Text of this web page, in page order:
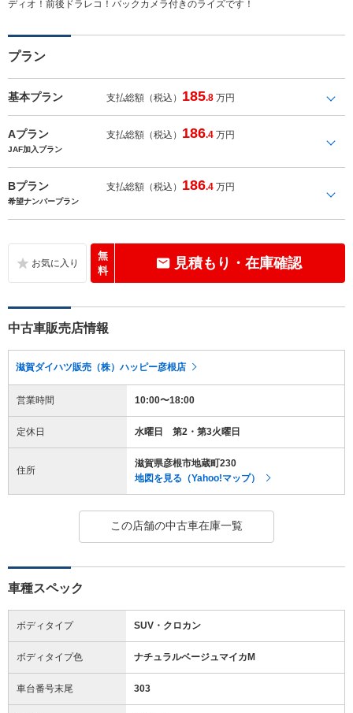
ディオ！前後ドラレコ！バックカメラ付きのライズです！
プラン
基本プラン 支払総額（税込） 185.8 万円
Aプラン 支払総額（税込） 186.4 万円
JAF加入プラン
Bプラン 支払総額（税込） 186.4 万円
希望ナンバープラン
無
料
見積もり・在庫確認
中古車販売店情報
滋賀ダイハツ販売（株）ハッピー彦根店
営業時間 10:00〜18:00
定休日 水曜日 第2・第3火曜日
住所
滋賀県彦根市地蔵町230
地図を見る（Yahoo!マップ）
この店舗の中古車在庫一覧
車種スペック
ボディタイプ SUV・クロカン
ボディタイプ色 ナチュラルベージュマイカM
車台番号末尾 303